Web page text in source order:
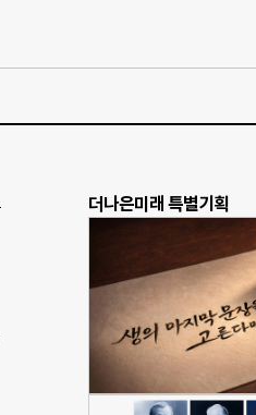
더나은미래 특별기획